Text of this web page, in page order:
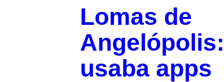
Lomas de
Angelópolis:
usaba apps